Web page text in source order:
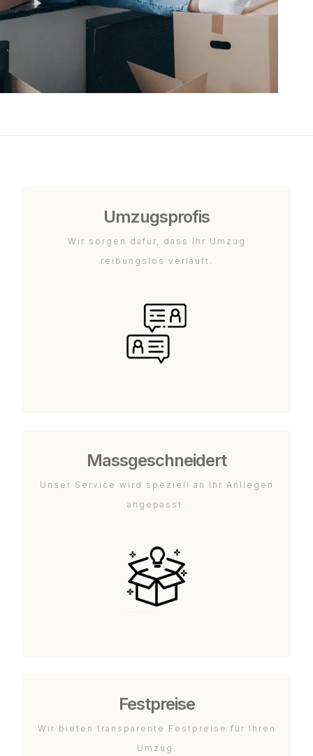
Umzugsprofis
Wir sorgen dafür, dass Ihr Umzug
reibungslos verläuft.
Massgeschneidert
Unser Service wird speziell an Ihr Anliegen
angepasst.
Festpreise
Wir bieten transparente Festpreise für Ihren
Umzug.